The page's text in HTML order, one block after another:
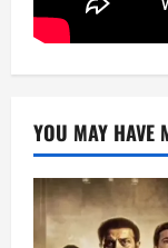
YOU MAY HAVE